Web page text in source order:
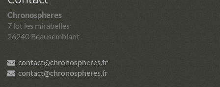
Chronospheres
7 lot les mirabelles
26240 Beausemblant
contact@chronospheres.fr
contact@chronospheres.fr